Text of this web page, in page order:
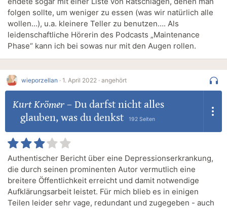
folgen sollte, um weniger zu essen (was wir natürlich alle
wollen…), u.a. kleinere Teller zu benutzen…. Als
leidenschaftliche Hörerin des Podcasts „Maintenance
Phase“ kann ich bei sowas nur mit den Augen rollen.
wieporzellan · 1. April 2022 · angehört
Kurt Krömer– Du darfst nicht alles
glauben, was du denkst
192 Seiten
Authentischer Bericht über eine Depressionserkrankung,
die durch seinen prominenten Autor vermutlich eine
breitere Öffentlichkeit erreicht und damit notwendige
Aufklärungsarbeit leistet. Für mich blieb es in einigen
Teilen leider sehr vage, redundant und zugegeben - auch